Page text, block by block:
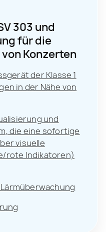
303 und
für die
Konzerten
der Klasse 1
in der Nähe von
und
die eine sofortige
visuelle
rote Indikatoren)